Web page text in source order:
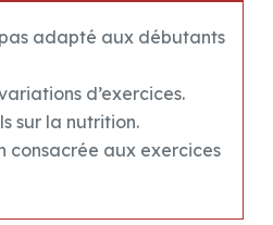
adapté aux débutants
d’exercices.
sur la nutrition.
consacrée aux exercices